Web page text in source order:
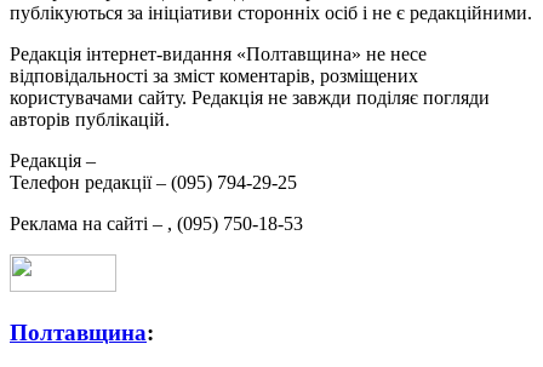
публікуються за ініціативи сторонніх осіб і не є редакційними.
Редакція інтернет-видання «Полтавщина» не несе
відповідальності за зміст коментарів, розміщених
користувачами сайту. Редакція не завжди поділяє погляди
авторів публікацій.
Редакція –
Телефон редакції – (095) 794-29-25
Реклама на сайті – , (095) 750-18-53
Полтавщина: